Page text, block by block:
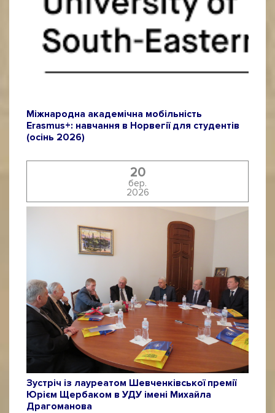
Міжнародна академічна мобільність
Erasmus+: навчання в Норвегії для студентів
(осінь 2026)
20
бер.
2026
Зустріч із лауреатом Шевченківської премії
Юрієм Щербаком в УДУ імені Михайла
Драгоманова